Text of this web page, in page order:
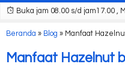
Buka jam 08.00 s/d jam17.00 ,
Beranda » Blog » Manfaat
Manfaat Hazelnut